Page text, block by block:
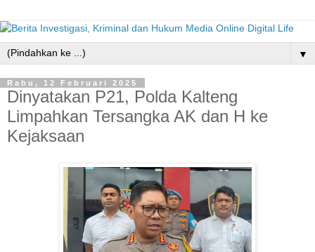
▼
Rabu, 12 Februari 2025
Dinyatakan P21, Polda Kalteng
Limpahkan Tersangka AK dan H ke
Kejaksaan